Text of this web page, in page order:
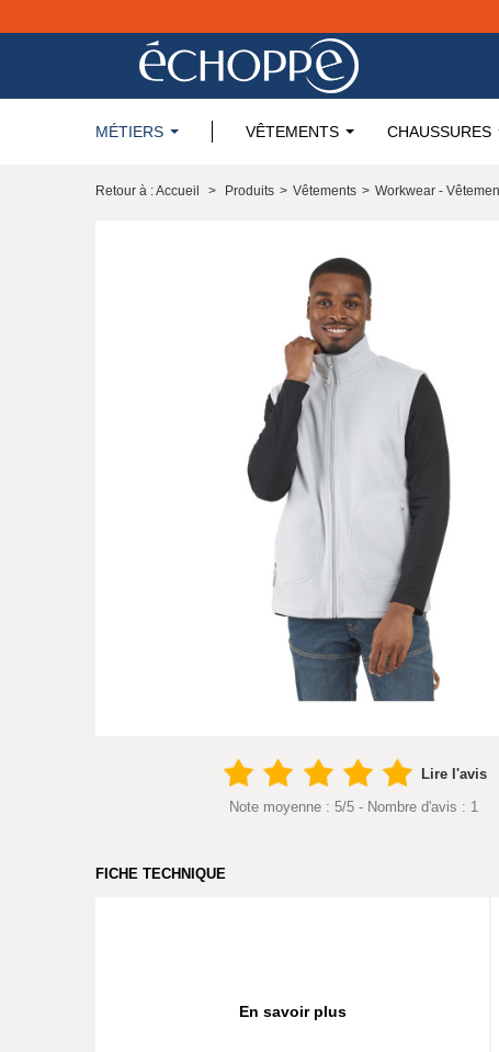
MÉTIERS VÊTEMENTS CHAUSSURES
Retour à : Accueil > Produits > Vêtements > Workwear -
Lire l'avis
Note moyenne : 5/5- Nombre d'avis : 1
FICHE TECHNIQUE
En savoir plus